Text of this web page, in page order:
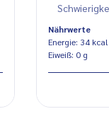
Nährwerte
Energie: 34 kcal
Eiweiß: 0 g